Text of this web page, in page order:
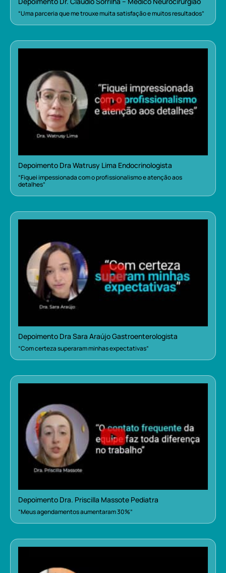
“Uma parceria que me trouxe muita satisfação e muitos resultados”
Depoimento Dra Watrusy Lima Endocrinologista
“Fiquei impessionada com o profissionalismo e atenção aos
detalhes”
Depoimento Dra Sara Araújo Gastroenterologista
“Com certeza superaram minhas expectativas”
Depoimento Dra. Priscilla Massote Pediatra
“Meus agendamentos aumentaram 30%”